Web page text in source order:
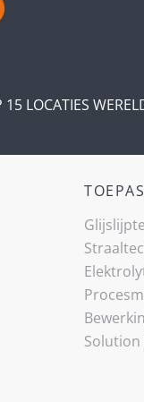
LOCATIES
Solution